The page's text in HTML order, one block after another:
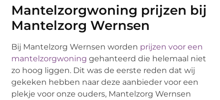
Mantelzorgwoning prijzen bij
Mantelzorg Wernsen
Bij Mantelzorg Wernsen worden prijzen voor een
mantelzorgwoning gehanteerd die helemaal niet
zo hoog liggen. Dit was de eerste reden dat wij
gekeken hebben naar deze aanbieder voor een
plekje voor onze ouders, Mantelzorg Wernsen